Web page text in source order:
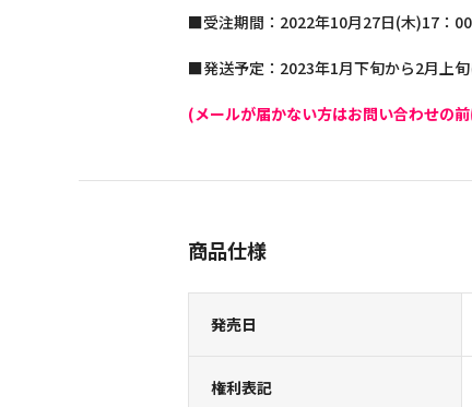
■受注期間：2022年10月27日(木)17：
■発送予定：2023年1月下旬から2月上
(メールが届かない方はお問い合わせの
商品仕様
発売日
権利表記